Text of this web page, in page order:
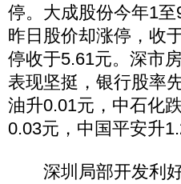
停。大成股份今年1
昨日股价却涨停，收
停收于5.61元。深市
表现坚挺，银行股率
油升0.01元，中石化
0.03元，中国平安升
深圳局部开发利好